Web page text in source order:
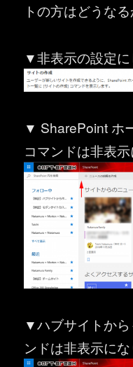
トの方はどうな
▼非表示の設定に
▼ SharePoint ホ
コマンドは非表
▼ハブサイトか
ンドは非表示に